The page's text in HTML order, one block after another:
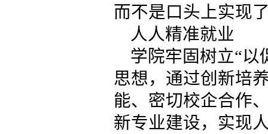
而不是口头上实现
人人精准就业
学院牢固树立“以
思想，通过创新培
能、密切校企合作
新专业建设，实现